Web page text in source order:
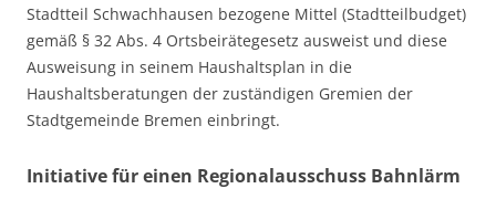
Stadtteil Schwachhausen bezogene Mittel (Stadtteilbudget)
gemäß § 32 Abs. 4 Ortsbeirätegesetz ausweist und diese
Ausweisung in seinem Haushaltsplan in die
Haushaltsberatungen der zuständigen Gremien der
Stadtgemeinde Bremen einbringt.
Initiative für einen Regionalausschuss Bahnlärm